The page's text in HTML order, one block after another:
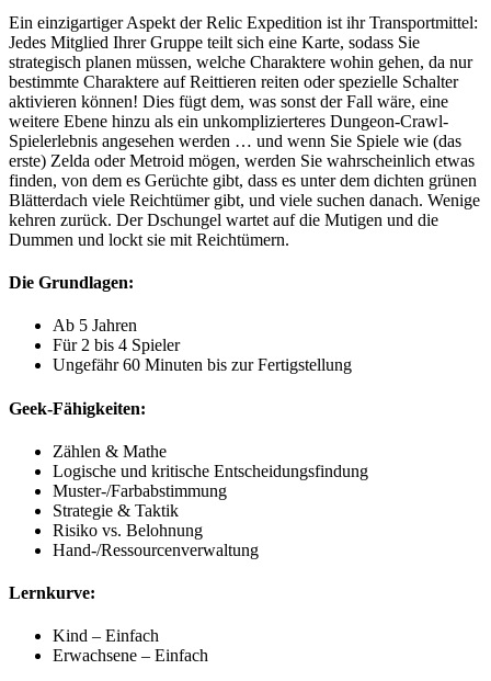
Ein einzigartiger Aspekt der Relic Expedition ist ihr Transportmittel:
Jedes Mitglied Ihrer Gruppe teilt sich eine Karte, sodass Sie
strategisch planen müssen, welche Charaktere wohin gehen, da nur
bestimmte Charaktere auf Reittieren reiten oder spezielle Schalter
aktivieren können! Dies fügt dem, was sonst der Fall wäre, eine
weitere Ebene hinzu als ein unkomplizierteres Dungeon-Crawl-
Spielerlebnis angesehen werden … und wenn Sie Spiele wie (das
erste) Zelda oder Metroid mögen, werden Sie wahrscheinlich etwas
finden, von dem es Gerüchte gibt, dass es unter dem dichten grünen
Blätterdach viele Reichtümer gibt, und viele suchen danach. Wenige
kehren zurück. Der Dschungel wartet auf die Mutigen und die
Dummen und lockt sie mit Reichtümern.
Die Grundlagen:
Ab 5 Jahren
Für 2 bis 4 Spieler
Ungefähr 60 Minuten bis zur Fertigstellung
Geek-Fähigkeiten:
Zählen & Mathe
Logische und kritische Entscheidungsfindung
Muster-/Farbabstimmung
Strategie & Taktik
Risiko vs. Belohnung
Hand-/Ressourcenverwaltung
Lernkurve:
Kind – Einfach
Erwachsene – Einfach